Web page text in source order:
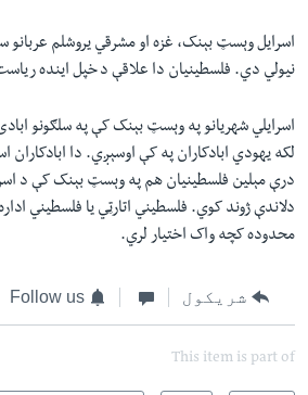
نیولي دي. فلسطینیان دا علاقې د خپل اینده
اسرایلي شهریانو په وېسټ بېنک کې په سلګونو
لکه یهودي ابادکاران په کې اوسېږي. دا ابادکاران
درې مېلین فلسطینیان هم په وېسټ بېنک کې د
دلاندې ژوند کوي. فلسطيني اتارټي یا فلسطيني
محدوده کچه واک اختیار لري.
شریکول Follow us
This item is part of